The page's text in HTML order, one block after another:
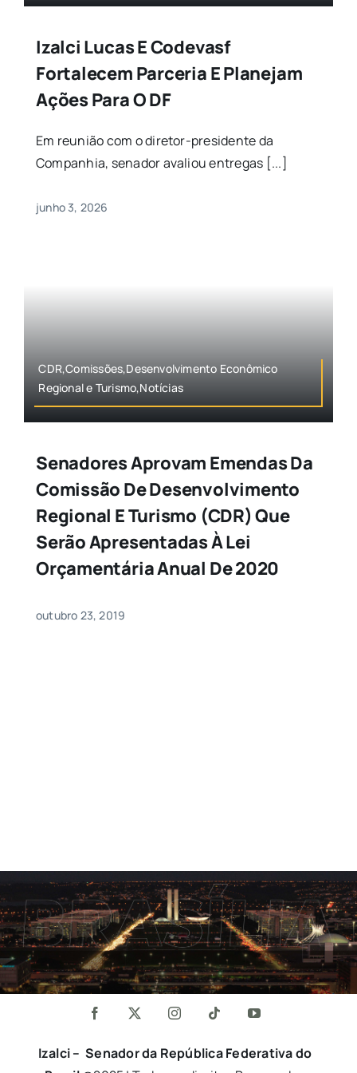
Izalci Lucas E Codevasf
Fortalecem Parceria E Planejam
Ações Para O DF
​Em reunião com o diretor-presidente da
Companhia, senador avaliou entregas [...]
junho 3, 2026
CDR,Comissões,Desenvolvimento Econômico
Regional e Turismo,Notícias
Senadores Aprovam Emendas Da
Comissão De Desenvolvimento
Regional E Turismo (CDR) Que
Serão Apresentadas À Lei
Orçamentária Anual De 2020
outubro 23, 2019
Izalci – Senador da República Federativa do